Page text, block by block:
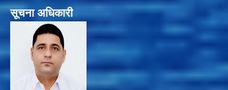
सूचना अधिकारी